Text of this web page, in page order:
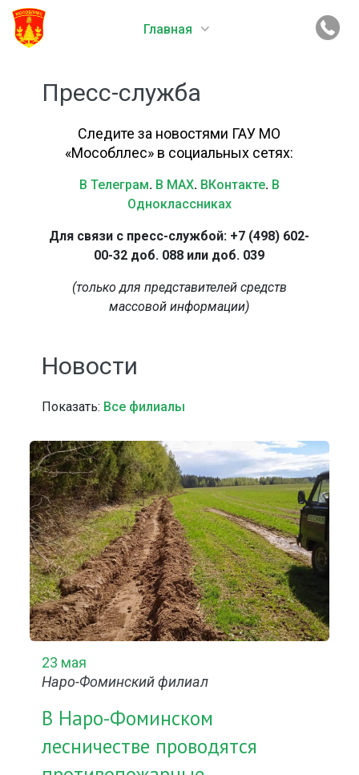
Главная
Пресс-служба
Следите за новостями ГАУ МО
«Мособллес» в социальных сетях:
В Телеграм. В MAX. ВКонтакте. В
Одноклассниках
Для связи с пресс-службой: +7 (498) 602-
00-32 доб. 088 или доб. 039
(только для представителей средств
массовой информации)
Новости
Показать: Все филиалы
23 мая
Наро-Фоминский филиал
В Наро-Фоминском
лесничестве проводятся